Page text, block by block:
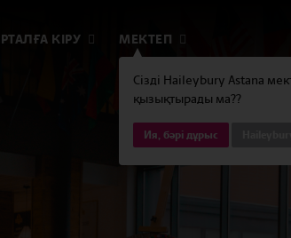
КІРУ
Сізді Haileybury Astana
қызықтырады ма??
Ия, бәрі дұрыс
МЕКТЕП